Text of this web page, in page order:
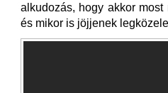
alkudozás, hogy akkor
és mikor is jöjjenek